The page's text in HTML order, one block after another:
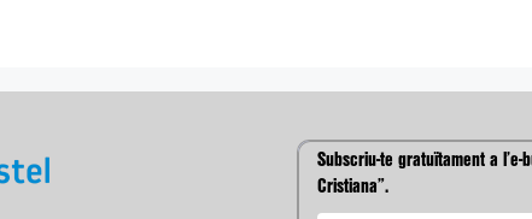
Subscriu-te gratuïtament a l’e-
Cristiana”.